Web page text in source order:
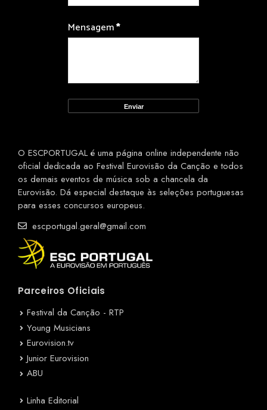
Mensagem*
O ESCPORTUGAL é uma página online independente não
oficial dedicada ao Festival Eurovisão da Canção e todos
os demais eventos de música sob a chancela da
Eurovisão. Dá especial destaque às seleções portuguesas
para esses concursos europeus.
escportugal.geral@gmail.com
Parceiros Oficiais
Festival da Canção - RTP
Young Musicians
Eurovision.tv
Junior Eurovision
ABU
Linha Editorial